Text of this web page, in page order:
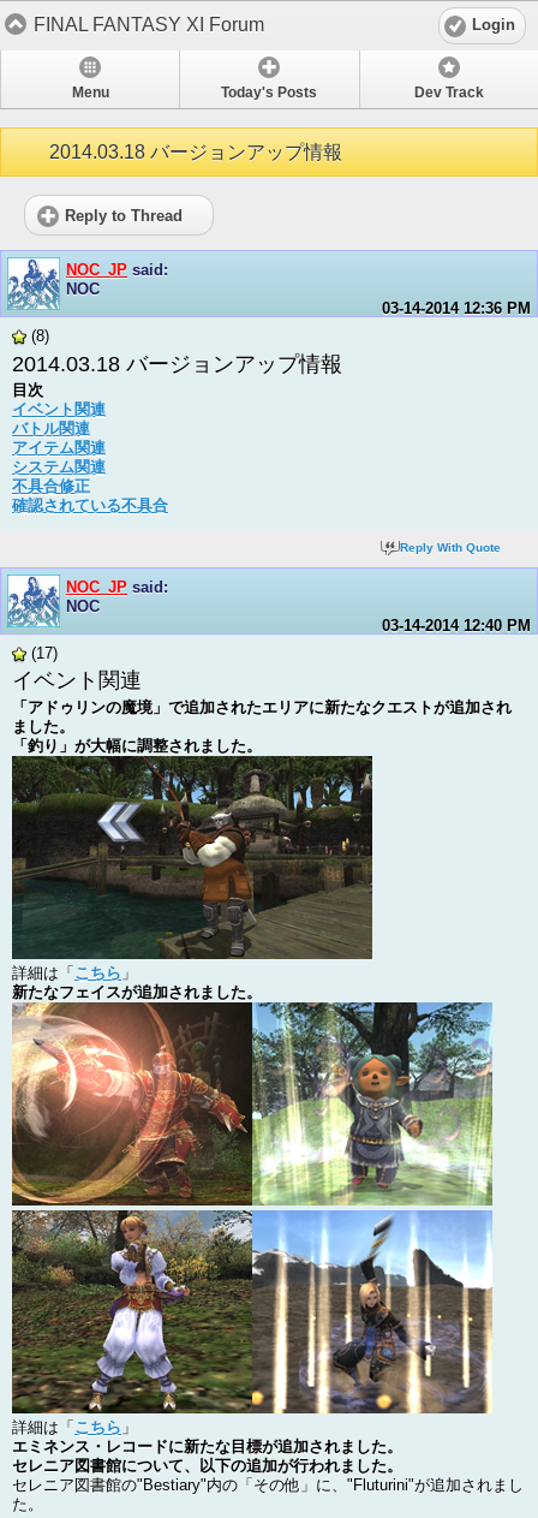
FINAL FANTASY XI Forum Login
Menu Today's Posts Dev Track
2014.03.18 バージョンアップ情報
Reply to Thread
NOC_JP said:
NOC
03-14-2014 12:36 PM
(8)
2014.03.18 バージョンアップ情報
目次
イベント関連
バトル関連
アイテム関連
システム関連
不具合修正
確認されている不具合
Reply With Quote
NOC_JP said:
NOC
03-14-2014 12:40 PM
(17)
イベント関連
「アドゥリンの魔境」で追加されたエリアに新たなクエストが追加され
ました。
「釣り」が大幅に調整されました。
詳細は「 こちら 」
新たなフェイスが追加されました。
詳細は「 こちら 」
エミネンス・レコードに新たな目標が追加されました。
セレニア図書館について、以下の追加が行われました。
セレニア図書館の"Bestiary"内の「その他」に、"Fluturini"が追加されまし
た。